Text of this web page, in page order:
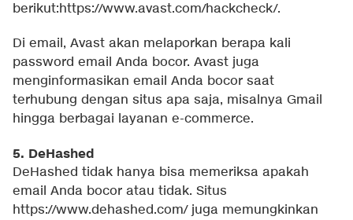
berikut:https://www.avast.com/hackcheck/.
Di email, Avast akan melaporkan berapa kali
password email Anda bocor. Avast juga
menginformasikan email Anda bocor saat
terhubung dengan situs apa saja, misalnya Gmail
hingga berbagai layanan e-commerce.
5. DeHashed
DeHashed tidak hanya bisa memeriksa apakah
email Anda bocor atau tidak. Situs
https://www.dehashed.com/ juga memungkinkan